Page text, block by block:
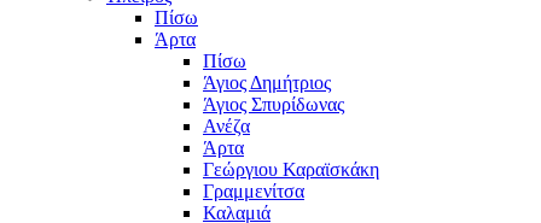
Πίσω
Άρτα
Πίσω
Άγιος Δημήτριος
Άγιος Σπυρίδωνας
Ανέζα
Άρτα
Γεώργιου Καραϊσκάκη
Γραμμενίτσα
Καλαμιά